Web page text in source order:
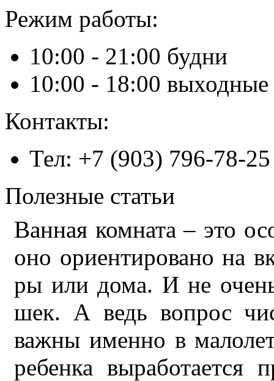
Режим работы:
10:00 - 21:00 будни
10:00 - 18:00 выходные
Контакты:
Тел: +7 (903) 796-78-25
Полезные статьи
Ван­ная ком­на­та – это
оно ори­ен­ти­ро­ва­но на
ры или до­ма. И не
шек. А ведь во­прос
важ­ны имен­но в
ре­бен­ка вы­ра­бо­та­ет­ся